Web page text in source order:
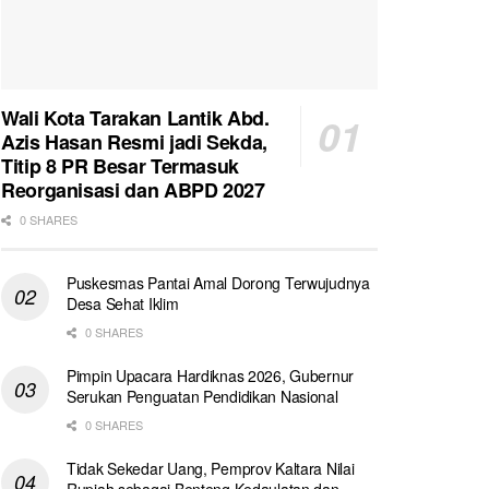
Wali Kota Tarakan Lantik Abd.
Azis Hasan Resmi jadi Sekda,
Titip 8 PR Besar Termasuk
Reorganisasi dan ABPD 2027
0 SHARES
Puskesmas Pantai Amal Dorong Terwujudnya
Desa Sehat Iklim
0 SHARES
Pimpin Upacara Hardiknas 2026, Gubernur
Serukan Penguatan Pendidikan Nasional
0 SHARES
Tidak Sekedar Uang, Pemprov Kaltara Nilai